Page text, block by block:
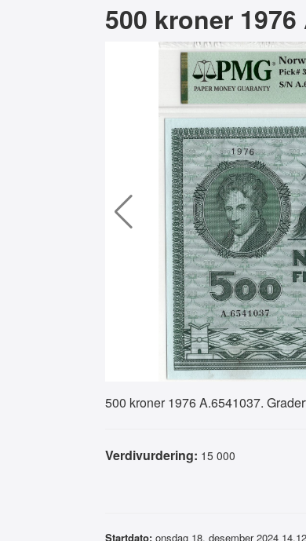
500 kroner 1976
500 kroner 1976 A.6541037.
Verdivurdering: 15 000
Startdato: onsdag 18. desember 2024 14.12